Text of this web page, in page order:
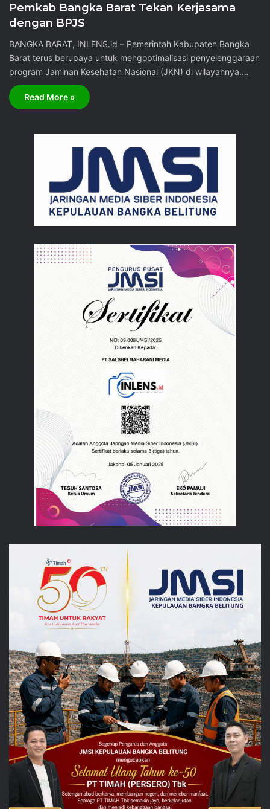
Pemkab Bangka Barat Tekan Kerjasama
dengan BPJS
BANGKA BARAT, INLENS.id – Pemerintah Kabupaten Bangka
Barat terus berupaya untuk mengoptimalisasi penyelenggaraan
program Jaminan Kesehatan Nasional (JKN) di wilayahnya.…
Read More »